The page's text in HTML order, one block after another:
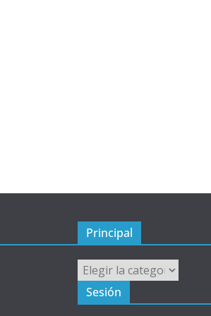
Principal
Principal
Sesión